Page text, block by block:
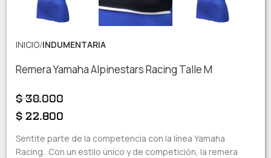
INICIO INDUMENTARIA
Remera Yamaha Alpinestars Racing Talle M
$38.000
$22.800
Sentite parte de la competencia con la línea Yamaha
Racing.. Con un estilo único y de competición, la remera